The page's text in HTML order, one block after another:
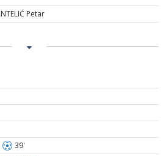
Petar
39'